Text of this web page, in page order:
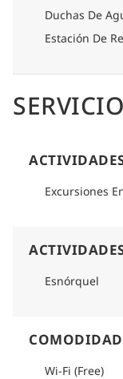
Duchas De
Estación De
Excursiones
Esnórquel
Wi-Fi (Free)